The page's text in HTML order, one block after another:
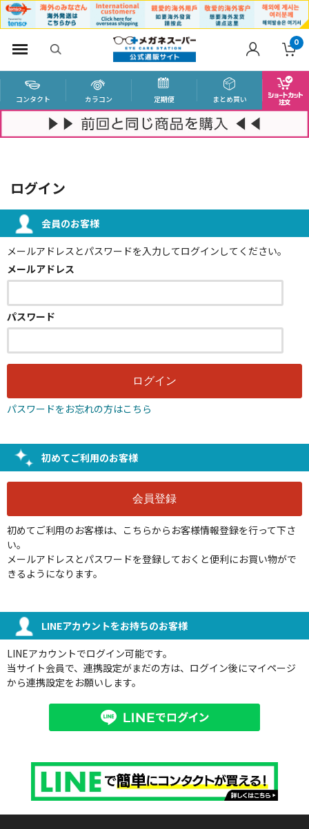
0
コンタクト カラコン 定期便 まとめ買い
ログイン
会員のお客様
メールアドレスとパスワードを入力してログインしてください。
メールアドレス
パスワード
パスワードをお忘れの方はこちら
初めてご利用のお客様
初めてご利用のお客様は、こちらからお客様情報登録を行って下さ
い。
メールアドレスとパスワードを登録しておくと便利にお買い物がで
きるようになります。
LINEアカウントをお持ちのお客様
LINEアカウントでログイン可能です。
当サイト会員で、連携設定がまだの方は、ログイン後にマイページ
から連携設定をお願いします。